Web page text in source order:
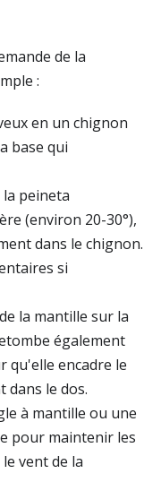
de la
:
en un chignon
base qui
la peineta
(environ 20-30°),
dans le chignon.
si
la mantille sur la
également
qu'elle encadre le
dans le dos.
à mantille ou une
pour maintenir les
vent de la